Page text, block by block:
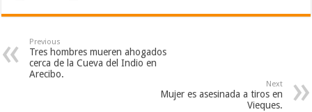
Previous
Tres hombres mueren ahogados
cerca de la Cueva del Indio en
Arecibo.
Next
Mujer es asesinada a tiros en
Vieques.